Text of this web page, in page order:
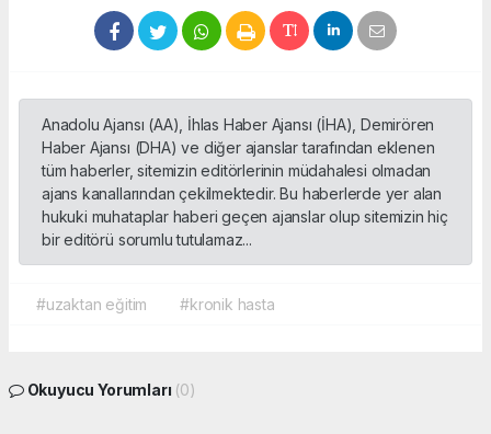
Anadolu Ajansı (AA), İhlas Haber Ajansı (İHA), Demirören
Haber Ajansı (DHA) ve diğer ajanslar tarafından eklenen
tüm haberler, sitemizin editörlerinin müdahalesi olmadan
ajans kanallarından çekilmektedir. Bu haberlerde yer alan
hukuki muhataplar haberi geçen ajanslar olup sitemizin hiç
bir editörü sorumlu tutulamaz...
#uzaktan eğitim #kronik hasta
Okuyucu Yorumları (0)